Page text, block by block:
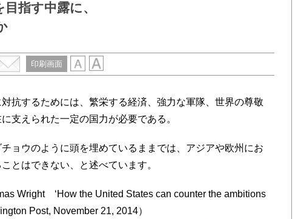
指す中露に、
印刷画面
抗するためには、繁栄する経済、強力な軍隊、世界の尊敬
支えられた一定の国力が必要である。
ョウのように頭を埋めているままでは、アジアや欧州にお
とはできない、と述べています。
Wright ‘How the United States can counter the ambitions
Post, November 21, 2014）